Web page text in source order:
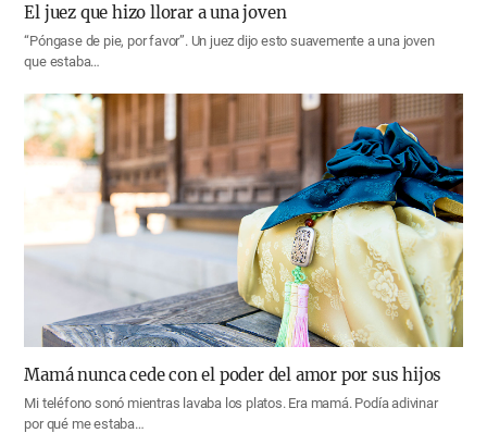
El juez que hizo llorar a una joven
“Póngase de pie, por favor”. Un juez dijo esto suavemente a una joven
que estaba…
Mamá nunca cede con el poder del amor por sus hijos
Mi teléfono sonó mientras lavaba los platos. Era mamá. Podía adivinar
por qué me estaba…